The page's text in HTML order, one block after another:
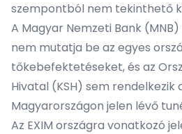
szempontból nem tekinthető
A Magyar Nemzeti Bank
nem mutatja be az egyes
tőkebefektetéseket, és az
Hivatal (KSH) sem rendelkezik
Magyarországon jelen lévő
Az EXIM országra vonatkozó